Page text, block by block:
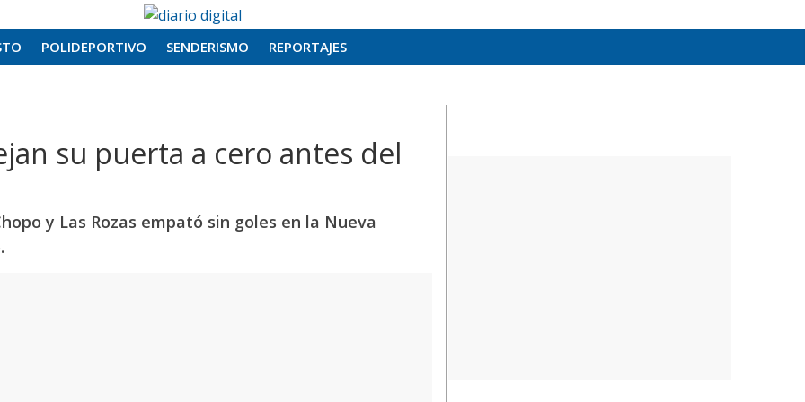
POLIDEPORTIVO SENDERISMO REPORTAJES
su puerta a cero antes del
y Las Rozas empató sin goles en la Nueva